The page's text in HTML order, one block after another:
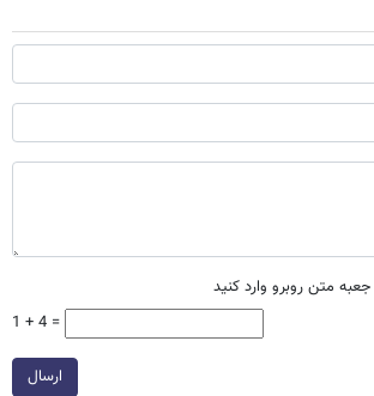
متن روبرو وارد کنید
1 + 4 =
ارسال